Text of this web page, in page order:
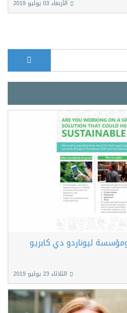
الأربعاء 03 يوليو 2019
بحث
ليوناردو دي كابريو
الثلاثاء 23 يوليو 2019